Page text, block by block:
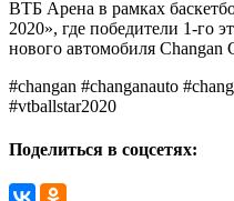
ВТБ Арена в рамках
2020», где победители 1-го
нового автомобиля Changan
#changan #changanauto
#vtballstar2020
Поделиться в соцсетях: